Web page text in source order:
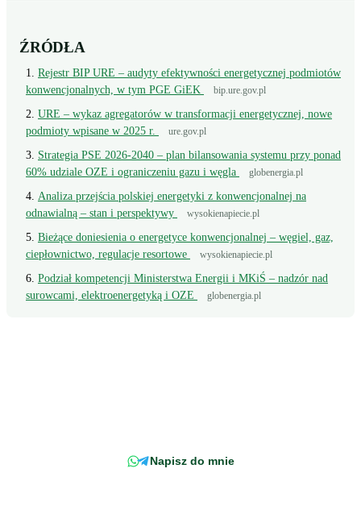
ŹRÓDŁA
Rejestr BIP URE – audyty efektywności energetycznej podmiotów
konwencjonalnych, w tym PGE GiEK
bip.ure.gov.pl
URE – wykaz agregatorów w transformacji energetycznej, nowe
podmioty wpisane w 2025 r.
ure.gov.pl
Strategia PSE 2026-2040 – plan bilansowania systemu przy ponad
60% udziale OZE i ograniczeniu gazu i węgla
globenergia.pl
Analiza przejścia polskiej energetyki z konwencjonalnej na
odnawialną – stan i perspektywy
wysokienapiecie.pl
Bieżące doniesienia o energetyce konwencjonalnej – węgiel, gaz,
ciepłownictwo, regulacje resortowe
wysokienapiecie.pl
Podział kompetencji Ministerstwa Energii i MKiŚ – nadzór nad
surowcami, elektroenergetyką i OZE
globenergia.pl
Napisz do mnie